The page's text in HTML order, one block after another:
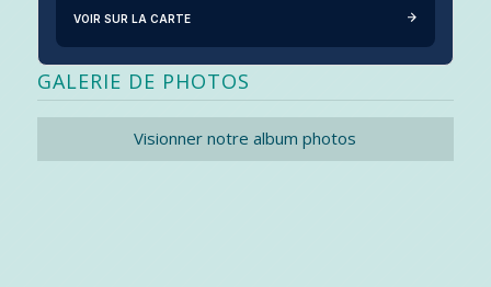
VOIR SUR LA CARTE
GALERIE DE PHOTOS
Visionner notre album photos